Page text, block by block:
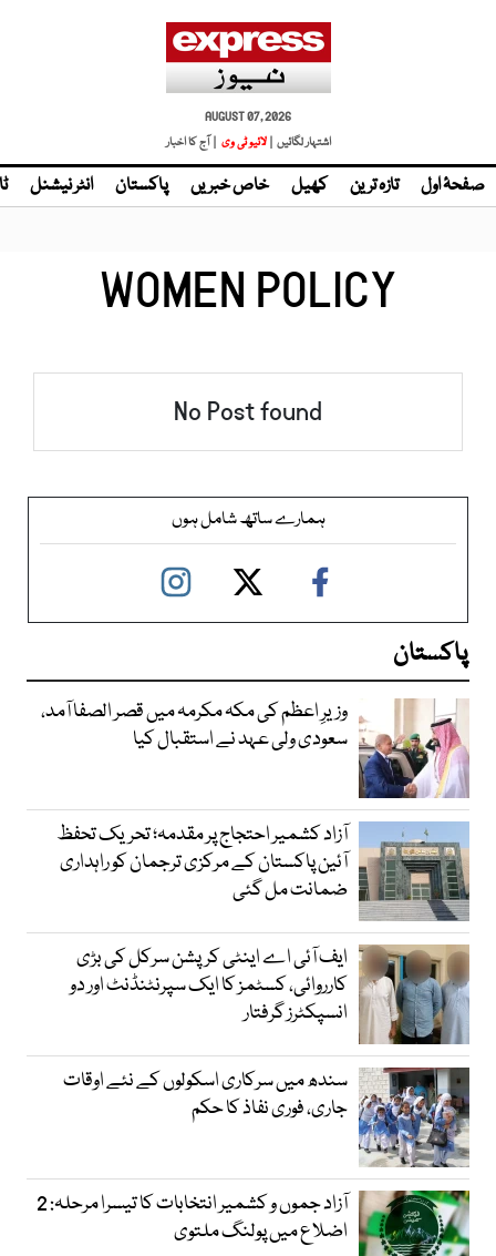
AUGUST 07, 2026
اشتہار لگائیں | لائیو ٹی وی | آج کا اخبار
صفحۂ اول تازہ ترین کھیل خاص خبریں پاکستان انٹر نیشنل
WOMEN POLICY
No Post found
ہمارے ساتھ شامل ہوں
پاکستان
وزیرِ اعظم کی مکہ مکرمہ میں قصر الصفا آمد،
سعودی ولی عہد نے استقبال کیا
آزاد کشمیر احتجاج پر مقدمہ؛ تحریک تحفظ
آئین پاکستان کے مرکزی ترجمان کو راہداری
ضمانت مل گئی
ایف آئی اے اینٹی کرپشن سرکل کی بڑی
کارروائی، کسٹمز کا ایک سپرنٹنڈنٹ اور دو
انسپکٹرز گرفتار
سندھ میں سرکاری اسکولوں کے نئے اوقات
جاری، فوری نفاذ کا حکم
آزاد جموں و کشمیر انتخابات کا تیسرا مرحلہ: 2
اضلاع میں پولنگ ملتوی